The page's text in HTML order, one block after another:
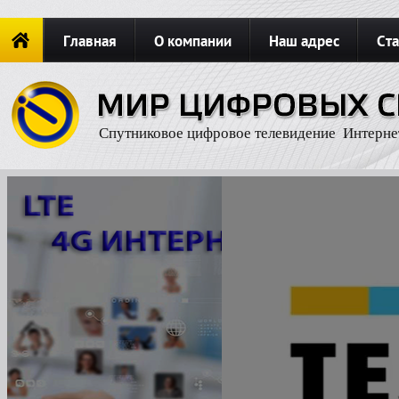
Главная О компании Наш адрес
Новости Карта сайта
Спутниковое цифровое телевидение